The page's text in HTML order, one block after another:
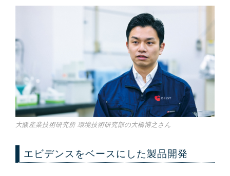
大阪産業技術研究所 環境技術研究部の大橋博之さん
エビデンスをベースにした製品開発